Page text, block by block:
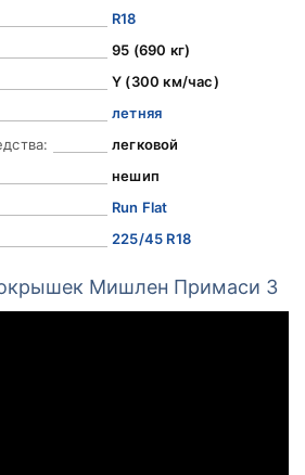
R18
95 (690 кг)
Y (300 км/час)
летняя
легковой
нешип
Run Flat
225/45 R18
Мишлен Примаси 3